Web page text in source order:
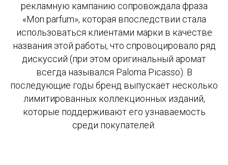
рекламную кампанию сопровождала фраза
«Mon parfum», которая впоследствии стала
использоваться клиентами марки в качестве
названия этой работы, что спровоцировало ряд
дискуссий (при этом оригинальный аромат
всегда назывался Paloma Picasso). В
последующие годы бренд выпускает несколько
лимитированных коллекционных изданий,
которые поддерживают его узнаваемость
среди покупателей.